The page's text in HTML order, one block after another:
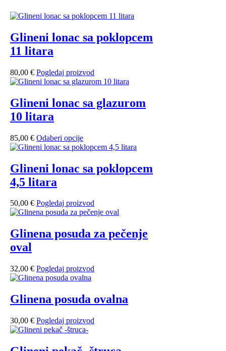
Glineni lonac sa poklopcem
11 litara
80,00 € Pogledaj proizvod
Glineni lonac sa glazurom
10 litara
85,00 € Odaberi opcije
Glineni lonac sa poklopcem
4,5 litara
50,00 € Pogledaj proizvod
Glinena posuda za pečenje
oval
32,00 € Pogledaj proizvod
Glinena posuda ovalna
30,00 € Pogledaj proizvod